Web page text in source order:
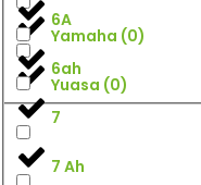
Yamaha (0)
Yuasa (0)
6A
6ah
7
7 Ah